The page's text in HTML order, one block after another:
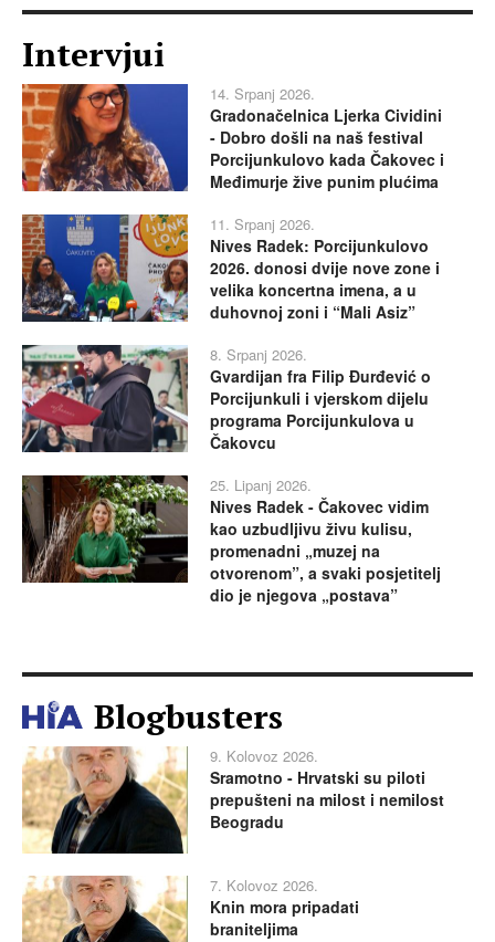
Intervjui
14. Srpanj 2026.
Gradonačelnica Ljerka Cividini
- Dobro došli na naš festival
Porcijunkulovo kada Čakovec i
Međimurje žive punim plućima
11. Srpanj 2026.
Nives Radek: Porcijunkulovo
2026. donosi dvije nove zone i
velika koncertna imena, a u
duhovnoj zoni i “Mali Asiz”
8. Srpanj 2026.
Gvardijan fra Filip Đurđević o
Porcijunkuli i vjerskom dijelu
programa Porcijunkulova u
Čakovcu
25. Lipanj 2026.
Nives Radek - Čakovec vidim
kao uzbudljivu živu kulisu,
promenadni „muzej na
otvorenom”, a svaki posjetitelj
dio je njegova „postava”
Blogbusters
9. Kolovoz 2026.
Sramotno - Hrvatski su piloti
prepušteni na milost i nemilost
Beogradu
7. Kolovoz 2026.
Knin mora pripadati
braniteljima